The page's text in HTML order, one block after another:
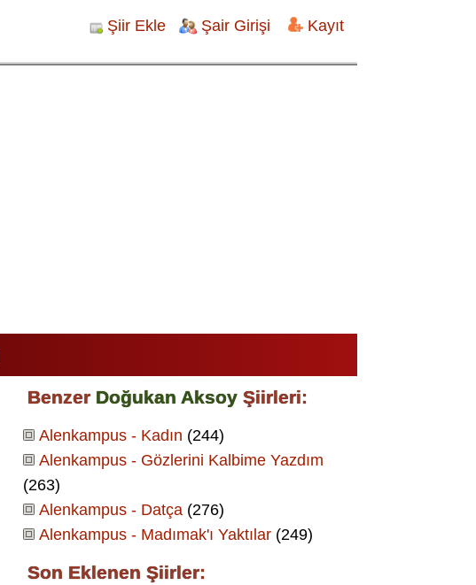
Şiir Ekle Şair Girişi Kayıt
Benzer Doğukan Aksoy Şiirleri:
Alenkampus - Kadın (244)
Alenkampus - Gözlerini Kalbime Yazdım
(263)
Alenkampus - Datça (276)
Alenkampus - Madımak'ı Yaktılar (249)
Son Eklenen Şiirler: